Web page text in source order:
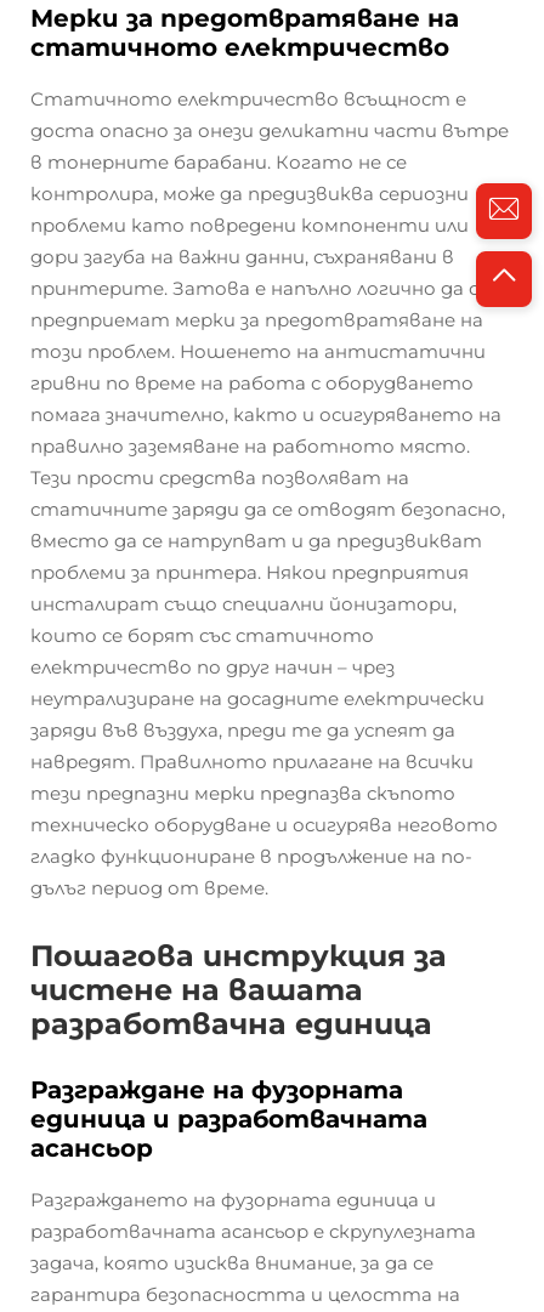
Мерки за предотвратяване на
статичното електричество
Статичното електричество всъщност е
доста опасно за онези деликатни части вътре
в тонерните барабани. Когато не се
контролира, може да предизвиква сериозни
проблеми като повредени компоненти или
дори загуба на важни данни, съхранявани в
принтерите. Затова е напълно логично да се
предприемат мерки за предотвратяване на
този проблем. Ношенето на антистатични
гривни по време на работа с оборудването
помага значително, както и осигуряването на
правилно заземяване на работното място.
Тези прости средства позволяват на
статичните заряди да се отводят безопасно,
вместо да се натрупват и да предизвикват
проблеми за принтера. Някои предприятия
инсталират също специални йонизатори,
които се борят със статичното
електричество по друг начин – чрез
неутрализиране на досадните електрически
заряди във въздуха, преди те да успеят да
навредят. Правилното прилагане на всички
тези предпазни мерки предпазва скъпото
техническо оборудване и осигурява неговото
гладко функциониране в продължение на по-
дълъг период от време.
Пошагова инструкция за
чистене на вашата
разработвачна единица
Разграждане на фузорната
единица и разработвачната
асансьор
Разграждането на фузорната единица и
разработвачната асансьор е скрупулезната
задача, която изисква внимание, за да се
гарантира безопасността и целостта на